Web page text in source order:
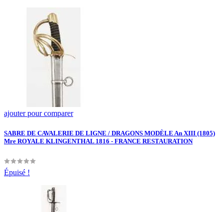
ajouter pour comparer
SABRE DE CAVALERIE DE LIGNE / DRAGONS MODÈLE An XIII (1805)
Mre ROYALE KLINGENTHAL 1816 - FRANCE RESTAURATION
Épuisé !